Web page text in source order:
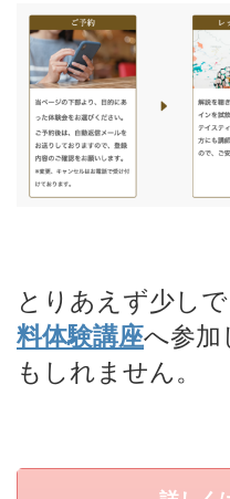
とりあえず少し
料体験講座へ参加
もしれません。